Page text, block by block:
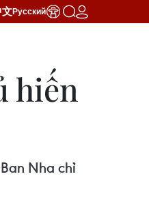
文Русский
hiến
Nha chỉ